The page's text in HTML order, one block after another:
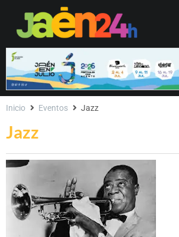
Jazz
Inicio Eventos Jazz